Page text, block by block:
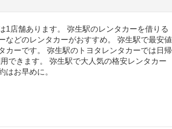
1店舗あります。 弥生駅のレンタカーを借りる
などのレンタカーがおすすめ。 弥生駅で最安値
カーです。 弥生駅のトヨタレンタカーでは日帰
できます。 弥生駅で大人気の格安レンタカー
はお早めに。